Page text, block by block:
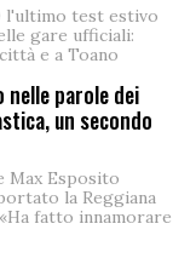
l'ultimo test estivo
gare ufficiali:
e a Toano
parole dei
un secondo
Max Esposito
la Reggiana
fatto innamorare